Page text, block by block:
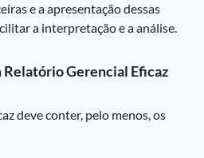
e a apresentação dessas
a interpretação e a análise.
Gerencial Eficaz
deve conter, pelo menos, os